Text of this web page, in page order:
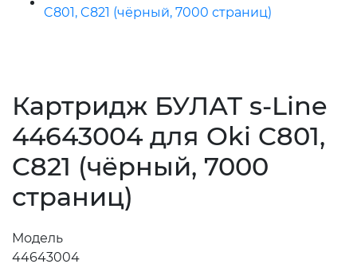
Картридж БУЛАТ s-Line
44643004 для Oki C801,
C821 (чёрный, 7000
страниц)
Модель
44643004